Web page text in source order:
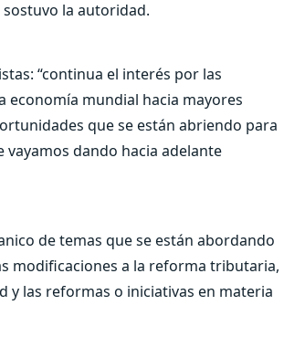
sostuvo la autoridad.
“continua el interés por las
mundial hacia mayores
que se están abriendo para
dando hacia adelante
de temas que se están abordando
modificaciones a la reforma tributaria,
y las reformas o iniciativas en materia